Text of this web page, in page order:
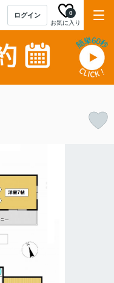
ログイン
お気に入り
0